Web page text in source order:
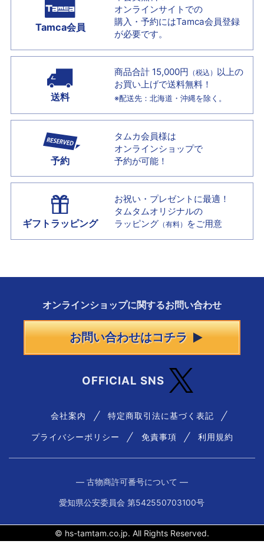
Tamca会員
オンラインサイトでの
購入・予約にはTamca会員登録
が必要です。
送料
商品合計 15,000円 （税込） 以上の
お買い上げで送料無料！
※配送先：北海道・沖縄を除く。
予約
タムカ会員様は
オンラインショップで
予約が可能！
ギフトラッピング
お祝い・プレゼントに最適！
タムタムオリジナルの
ラッピング （有料） をご用意
オンラインショップに関するお問い合わせ
お問い合わせはコチラ
OFFICIAL SNS
会社案内 特定商取引法に基づく表記
プライバシーポリシー 免責事項 利用規約
― 古物商許可番号について ―
愛知県公安委員会 第542550703100号
© hs-tamtam.co.jp. All Rights Reserved.